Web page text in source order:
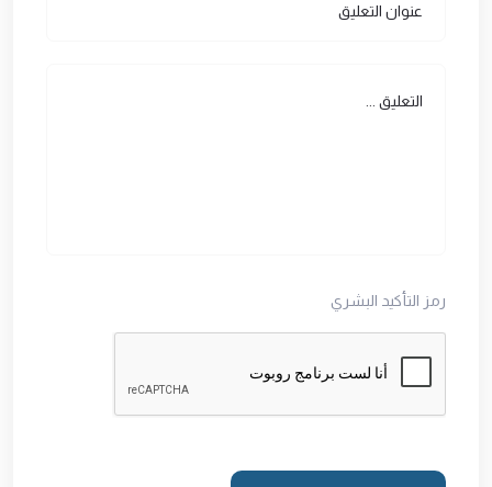
رمز التأكيد البشري